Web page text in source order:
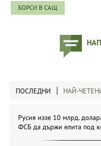
БОРСИ В САЩ
ПОСЛЕДНИ НАЙ-
Русия иззе 10 млрд.
ФСБ да държи елита под